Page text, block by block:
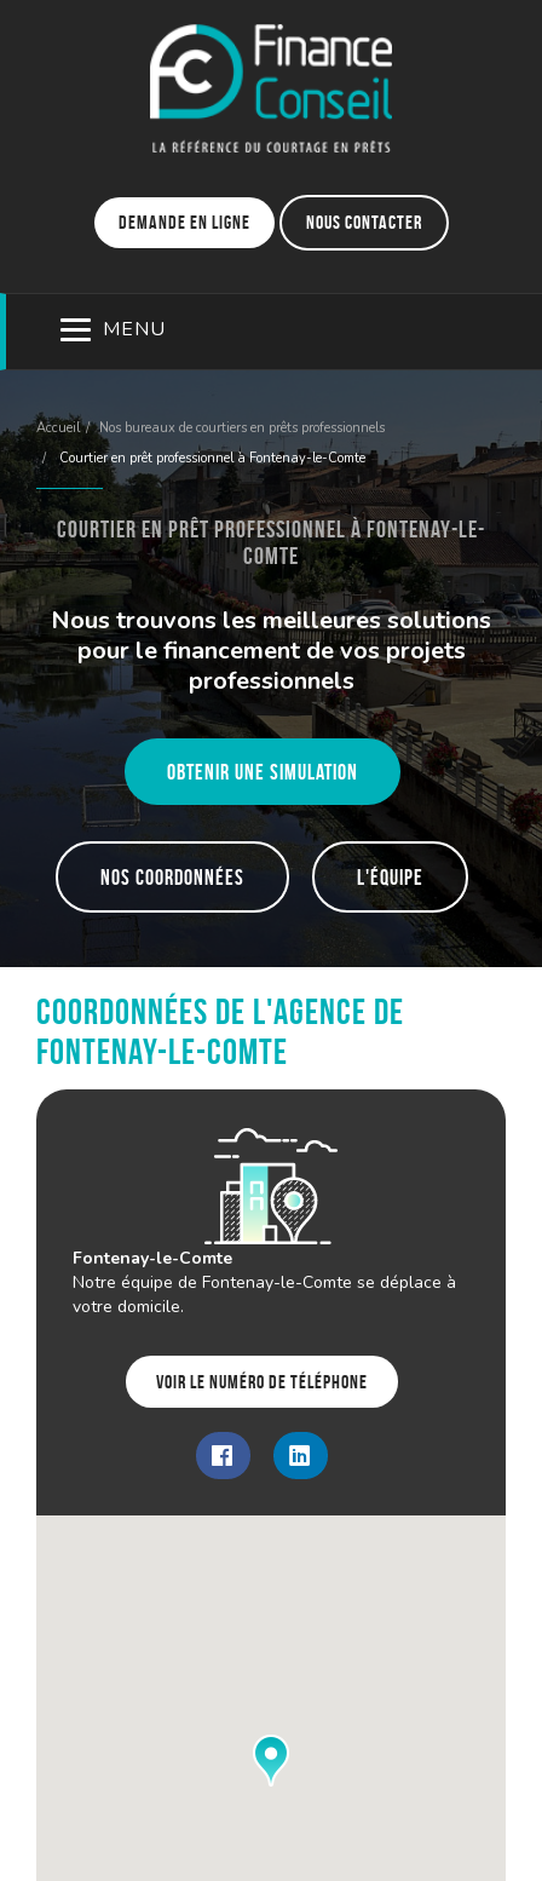
Demande en ligne Nous contacter
MENU
Accueil
Nos bureaux de courtiers en prêts professionnels
Courtier en prêt professionnel à Fontenay-le-Comte
Courtier en prêt professionnel à Fontenay-le-
Comte
Nous trouvons les meilleures solutions
pour le financement de vos projets
professionnels
Obtenir une simulation
Nos coordonnées L'équipe
Coordonnées de l'agence de
Fontenay-le-Comte
Fontenay-le-Comte
Notre équipe de Fontenay-le-Comte se déplace à
votre domicile.
Voir le numéro de téléphone